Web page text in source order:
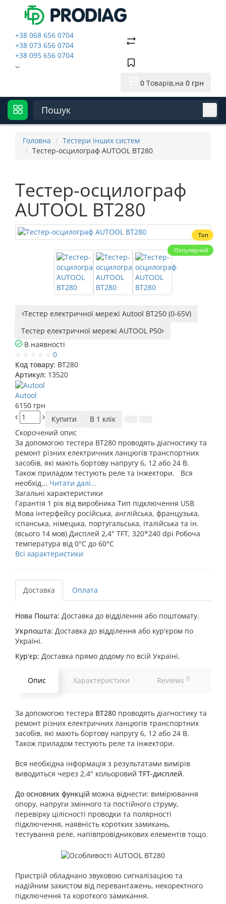
+38 068 656 0704
+38 073 656 0704
+38 095 656 0704
0 Товарів,на 0 грн
Головна
Тестери інших систем
Тестер-осцилограф AUTOOL BT280
Тестер-осцилограф
AUTOOL BT280
Топ
Популярний
Тестер електричної мережі Autool BT250 (0-65V)
Тестер електричної мережі AUTOOL P50
В наявності
0
Код товару: BT280
Артикул: 13520
Autool
6150 грн
Купити
В 1 клік
Скорочений опис
За допомогою тестера BT280 проводять діагностику та
ремонт різних електричних ланцюгів транспортних
засобів, які мають бортову напругу 6, 12 або 24 В.
Також приладом тестують реле та інжектори. Вся
необхід... Читати далі...
Загальні характеристики
Гарантія 1 рік від виробника Тип підключення USB
Мова інтерфейсу російська, англійська, французька,
іспанська, німецька, португальська, італійська та ін.
(всього 14 мов) Дисплей 2,4" TFT, 320*240 dpi Робоча
температура від 0°C до 60°C
Всі характеристики
Доставка Оплата
Нова Пошта: Доставка до відділення або поштомату.
Укрпошта: Доставка до відділення або кур'єром по
Україні.
Кур'єр: Доставка прямо додому по всій Україні.
Опис Характеристики Reviews 0
За допомогою тестера BT280 проводять діагностику та
ремонт різних електричних ланцюгів транспортних
засобів, які мають бортову напругу 6, 12 або 24 В.
Також приладом тестують реле та інжектори.
Вся необхідна інформація з результатами вимірів
виводиться через 2,4" кольоровий TFT-дисплей.
До основних функцій можна віднести: вимірювання
опору, напруги змінного та постійного струму,
перевірку цілісності проводки та полярності
підключення, наявність коротких замикань,
тестування реле, напівпровідникових елементів тощо.
Пристрій обладнано звуковою сигналізацією та
надійним захистом від перевантажень, некоректного
підключення та короткого замикання.